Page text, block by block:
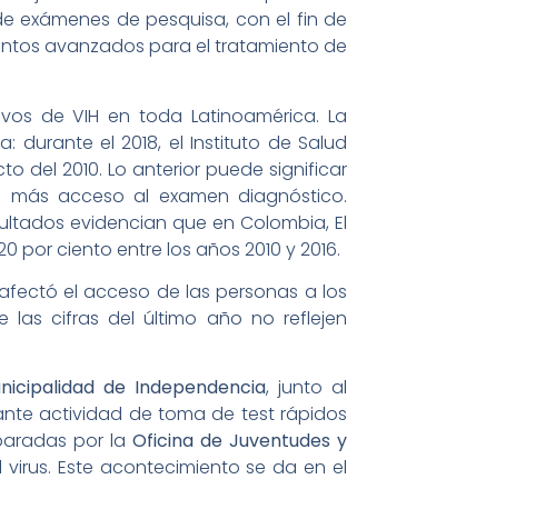
exámenes de pesquisa, con el fin de
avanzados para el tratamiento de
de VIH en toda Latinoamérica. La
durante el 2018, el Instituto de Salud
del 2010. Lo anterior puede significar
acceso al examen diagnóstico.
evidencian que en Colombia, El
por ciento entre los años 2010 y 2016.
el acceso de las personas a los
las cifras del último año no reflejen
de Independencia, junto al
actividad de toma de test rápidos
por la Oficina de Juventudes y
Este acontecimiento se da en el